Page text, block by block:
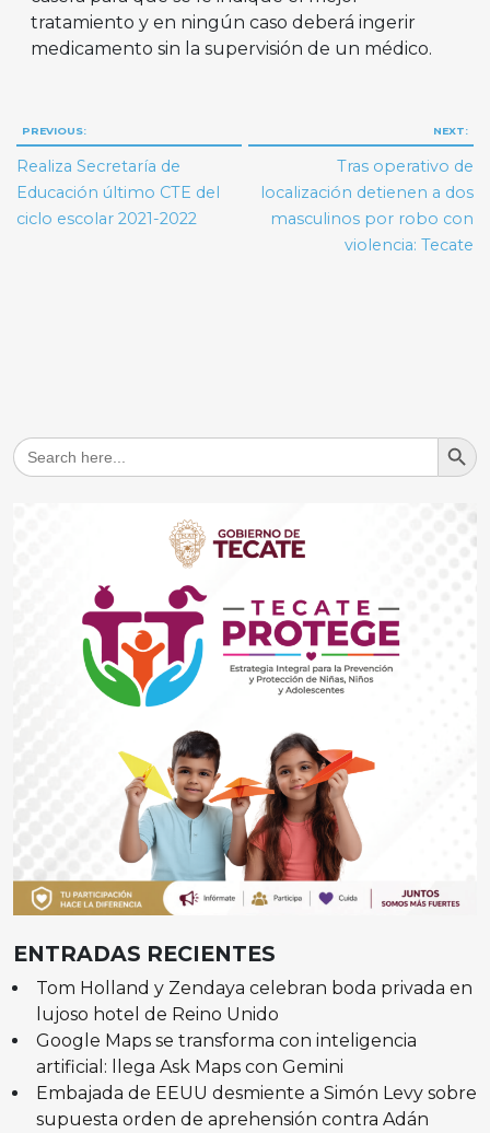
tratamiento y en ningún caso deberá ingerir
medicamento sin la supervisión de un médico.
Navegación
de
entradas
PREVIOUS:
Realiza Secretaría de
Educación último CTE del
ciclo escolar 2021-2022
NEXT:
Tras operativo de
localización detienen a dos
masculinos por robo con
violencia: Tecate
Search
for:
Search
ENTRADAS RECIENTES
Tom Holland y Zendaya celebran boda privada en
lujoso hotel de Reino Unido
Google Maps se transforma con inteligencia
artificial: llega Ask Maps con Gemini
Embajada de EEUU desmiente a Simón Levy sobre
supuesta orden de aprehensión contra Adán